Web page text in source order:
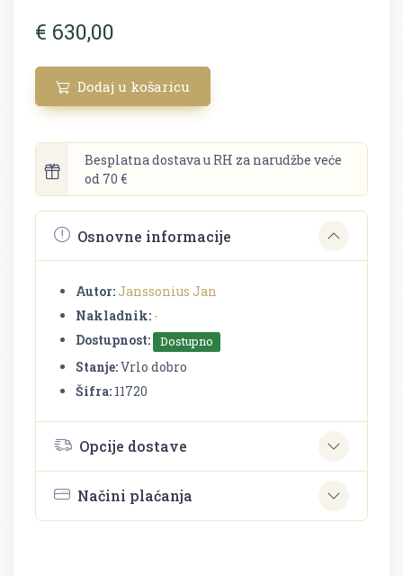
€ 630,00
Dodaj u košaricu
Besplatna dostava u RH za narudžbe veće
od 70 €
Osnovne informacije
Autor:Janssonius Jan
Nakladnik: -
Dostupnost:
Dostupno
Stanje:Vrlo dobro
Šifra: 11720
Opcije dostave
Načini plaćanja